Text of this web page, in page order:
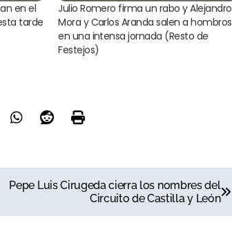
en el
tarde
Julio Romero firma un rabo y Alejandro
Mora y Carlos Aranda salen a hombros
en una intensa jornada (Resto de
Festejos)
Pepe Luis Cirugeda cierra los nombres del
Circuito de Castilla y León